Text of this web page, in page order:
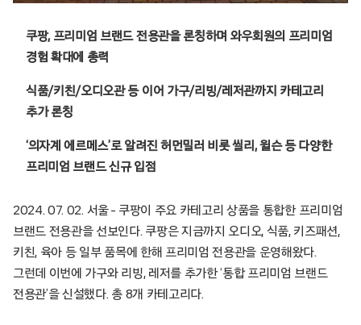
쿠팡, 프리미엄 브랜드 전용관을 론칭하며 와우회원의 프리미엄
경험 확대에 총력
식품/키친/오디오관 등 이어 가구/리빙/레저관까지 카테고리
추가 론칭
‘의자계 에르메스’로 알려진 허먼밀러 비롯 씰리, 윌슨 등 다양한
프리미엄 브랜드 신규 입점
2024. 07. 02. 서울 – 쿠팡이 주요 카테고리 상품을 통합한 프리미엄
브랜드 전용관을 선보인다. 쿠팡은 지금까지 오디오, 식품, 키즈패션,
키친, 육아 등 일부 품목에 한해 프리미엄 전용관을 운영해왔다.
그런데 이번에 가구와 리빙, 레저를 추가한 ‘통합 프리미엄 브랜드
전용관’을 신설했다. 총 8개 카테고리다.